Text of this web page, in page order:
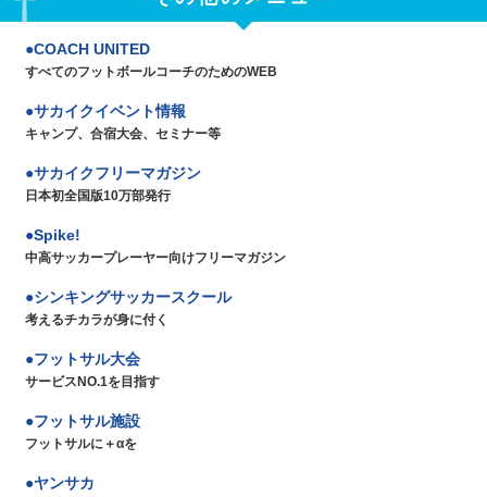
COACH UNITED
すべてのフットボールコーチのためのWEB
サカイクイベント情報
キャンプ、合宿大会、セミナー等
サカイクフリーマガジン
日本初全国版10万部発行
Spike!
中高サッカープレーヤー向けフリーマガジン
シンキングサッカースクール
考えるチカラが身に付く
フットサル大会
サービスNO.1を目指す
フットサル施設
フットサルに＋αを
ヤンサカ